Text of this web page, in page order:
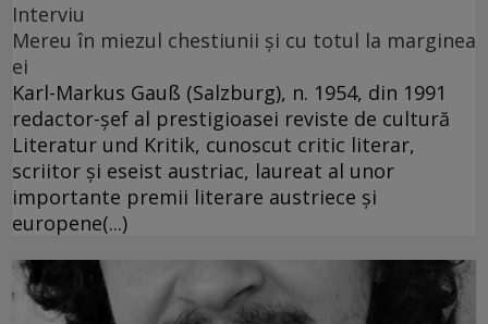
Interviu
Mereu în miezul chestiunii şi cu totul la marginea
ei
Karl-Markus Gauß (Salzburg), n. 1954, din 1991
redactor-şef al prestigioasei reviste de cultură
Literatur und Kritik, cunoscut critic literar,
scriitor şi eseist austriac, laureat al unor
importante premii literare austriece şi
europene(...)